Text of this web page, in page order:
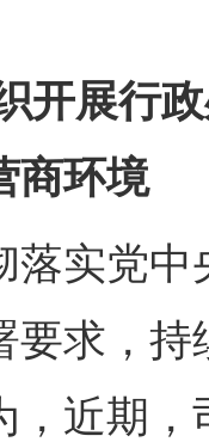
展行政
商环境
实党中
要求，
，近期